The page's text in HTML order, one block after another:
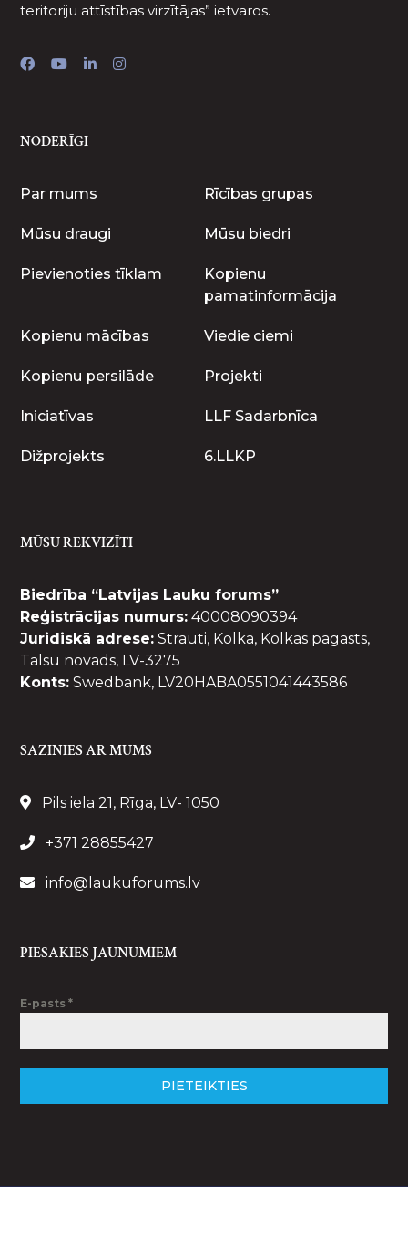
teritoriju attīstības virzītājas” ietvaros.
NODERĪGI
Par mums Rīcības grupas
Mūsu draugi Mūsu biedri
Pievienoties tīklam
Kopienu
pamatinformācija
Kopienu mācības Viedie ciemi
Kopienu persilāde Projekti
Iniciatīvas LLF Sadarbnīca
Dižprojekts 6.LLKP
MŪSU REKVIZĪTI
Biedrība “Latvijas Lauku forums”
Reģistrācijas numurs: 40008090394
Juridiskā adrese: Strauti, Kolka, Kolkas pagasts,
Talsu novads, LV-3275
Konts: Swedbank, LV20HABA0551041443586
SAZINIES AR MUMS
Pils iela 21, Rīga, LV- 1050
+371 28855427
info@laukuforums.lv
PIESAKIES JAUNUMIEM
E-pasts*
PIETEIKTIES